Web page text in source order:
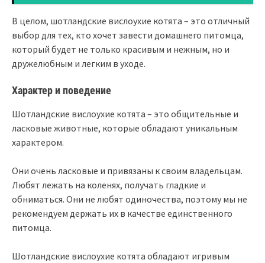
В целом, шотландские вислоухие котята – это отличный
выбор для тех, кто хочет завести домашнего питомца,
который будет не только красивым и нежным, но и
дружелюбным и легким в уходе.
Характер и поведение
Шотландские вислоухие котята – это общительные и
ласковые животные, которые обладают уникальным
характером.
Они очень ласковые и привязаны к своим владельцам.
Любят лежать на коленях, получать гладкие и
обниматься. Они не любят одиночества, поэтому мы не
рекомендуем держать их в качестве единственного
питомца.
Шотландские вислоухие котята обладают игривым